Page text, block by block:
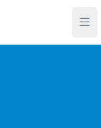
Mở